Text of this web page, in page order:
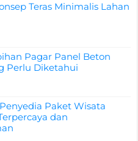
Teras Minimalis Lahan
Pagar Panel Beton
Perlu Diketahui
Paket Wisata
dan